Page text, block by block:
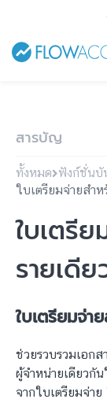
สารบัญ
ทั้งหมด ฟังก์ชั่นบั
ใบเตรียมจ่ายสำ
ใบเตรี
รายเดี
ใบเตรียมจ่า
ช่วยรวบรวมเอก
ผู้จำหน่ายเดียวกัน
จากใบเตรียมจ่า